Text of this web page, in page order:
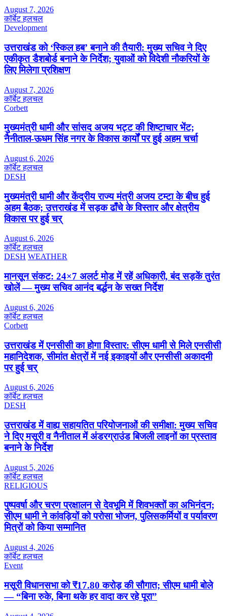
August 7, 2026
कॉर्बेट हलचल
Development
उत्तराखंड को ‘स्किल हब’ बनाने की तैयारी: मुख्य सचिव ने दिए
एकीकृत डैशबोर्ड बनाने के निर्देश; युवाओं को विदेशी नौकरियों के
लिए मिलेगा प्रशिक्षण
August 7, 2026
कॉर्बेट हलचल
Corbett
मुख्यमंत्री धामी और सांसद अजय भट्ट की शिष्टाचार भेंट;
नैनीताल-ऊधम सिंह नगर के विकास कार्यों पर हुई अहम चर्चा
August 6, 2026
कॉर्बेट हलचल
DESH
मुख्यमंत्री धामी और केंद्रीय राज्य मंत्री अजय टम्टा के बीच हुई
अहम बैठक; उत्तराखंड में सड़क ढाँचे के विस्तार और क्षेत्रीय
विकास पर हुई चर्
August 6, 2026
कॉर्बेट हलचल
DESH WEATHER
मानसून संकट: 24×7 अलर्ट मोड में रहें अधिकारी, बंद सड़कें तुरंत
खोलें — मुख्य सचिव आनंद बर्द्धन के सख्त निर्देश
August 6, 2026
कॉर्बेट हलचल
Corbett
उत्तराखंड में एनसीसी का होगा विस्तार: सीएम धामी से मिले एनसीसी
महानिदेशक, सीमांत क्षेत्रों में नई इकाइयों और एनसीसी अकादमी
पर हुई चर्
August 6, 2026
कॉर्बेट हलचल
DESH
उत्तराखंड में वाह्य सहायतित परियोजनाओं की समीक्षा: मुख्य सचिव
ने दिए मसूरी व नैनीताल में अंडरग्राउंड बिजली लाइनों का प्रस्ताव
बनाने के निर्देश
August 5, 2026
कॉर्बेट हलचल
RELIGIOUS
पुष्पवर्षा और चरण प्रक्षालन से देवभूमि में शिवभक्तों का अभिनंदन;
सीएम धामी ने कांवड़ियों को परोसा भोजन, पुलिसकर्मियों व पर्यावरण
मित्रों को किया सम्मानित
August 4, 2026
कॉर्बेट हलचल
Event
मसूरी विधानसभा को ₹17.80 करोड़ की सौगात; सीएम धामी बोले
— “बिना रुके, बिना थके हर वादा कर रहे पूरा”